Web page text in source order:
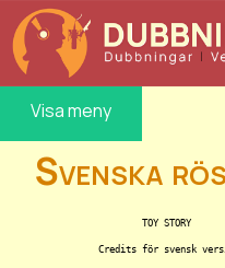
Visa meny
Svenska